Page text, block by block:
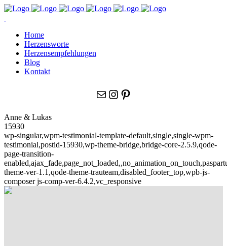
Home
Herzensworte
Herzensempfehlungen
Blog
Kontakt
E-MailInstagram
Pinterest
Anne & Lukas
15930
wp-singular,wpm-testimonial-template-default,single,single-wpm-
testimonial,postid-15930,wp-theme-bridge,bridge-core-2.5.9,qode-
page-transition-
theme-ver-1.1,qode-theme-trauteam,disabled_footer_top,wpb-js-
composer js-comp-ver-6.4.2,vc_responsive